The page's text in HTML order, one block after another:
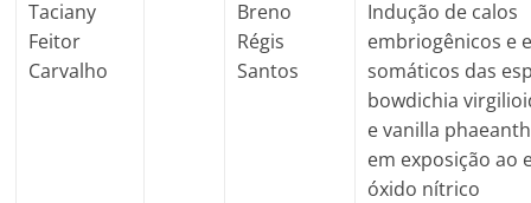
Taciany
Feitor
Carvalho
Breno
Régis
Santos
Indução de calos
embriogênicos e
somáticos das
bowdichia
e vanilla
em exposição ao
óxido nítrico